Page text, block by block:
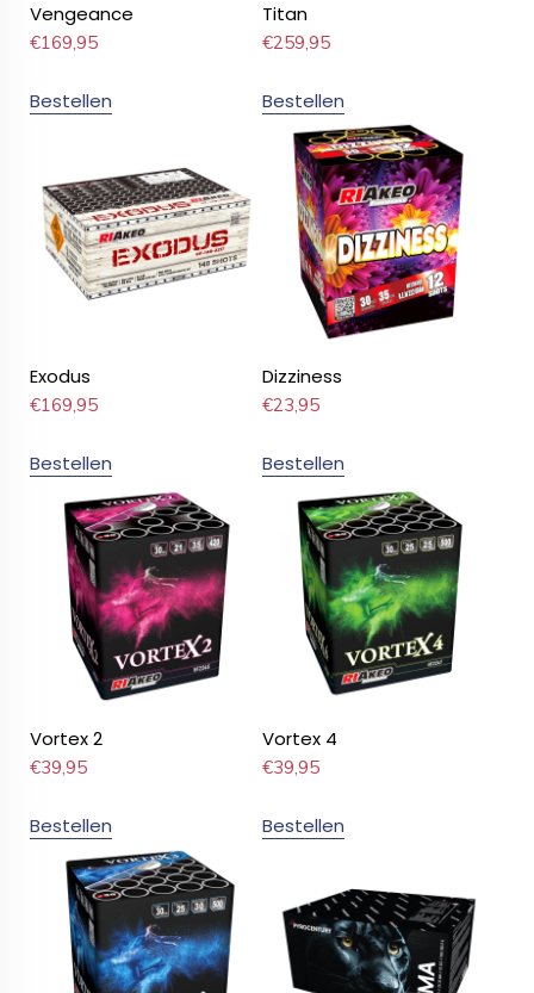
Vengeance
€169,95
Bestellen
Titan
€259,95
Bestellen
Exodus
€169,95
Bestellen
Dizziness
€23,95
Bestellen
Vortex 2
€39,95
Bestellen
Vortex 4
€39,95
Bestellen